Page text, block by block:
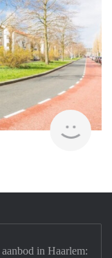
in Haarlem: